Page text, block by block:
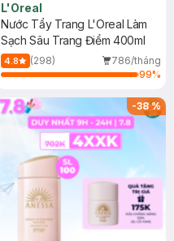
L'Oreal
Nước Tẩy Trang L'Oreal Làm
Sạch Sâu Trang Điểm 400ml
4.8 (298)
786/tháng
99%
-38%